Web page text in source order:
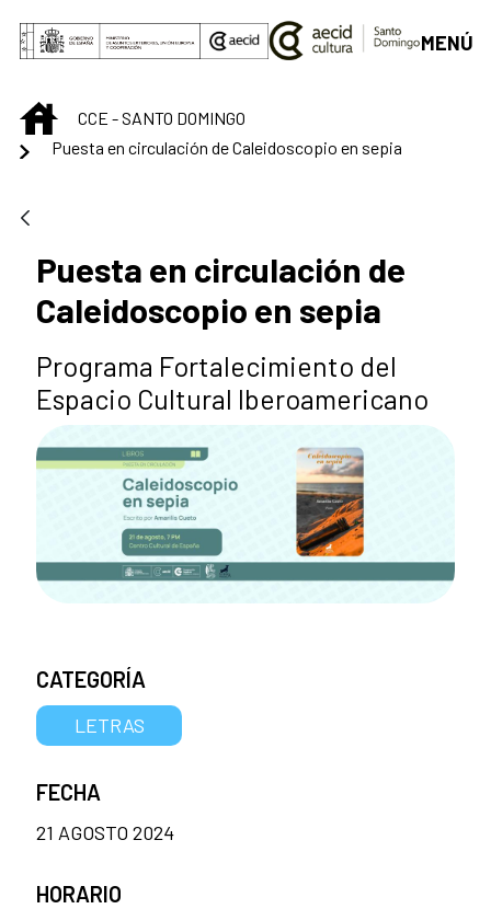
Saltar al contenido principal
MENÚ
INICIOCCE - SANTO DOMINGO
Puesta en circulación de Caleidoscopio en sepia
Puesta en circulación de
Caleidoscopio en sepia
Programa Fortalecimiento del
Espacio Cultural Iberoamericano
CATEGORÍA
LETRAS
FECHA
21 AGOSTO 2024
HORARIO